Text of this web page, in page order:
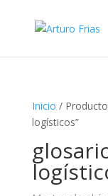
Inicio /
logísticos”